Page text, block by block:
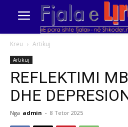
Kreu Artikuj
Artikuj
REFLEKTIMI
DHE
Nga admin - 8 Tetor 2025